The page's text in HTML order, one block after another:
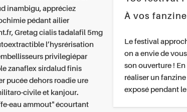
inambigu, appréciez
pédant ailier
Gretagcialis tadalafil 5mg
l’hysrérisation
privilegiépar
zanaflex sirdalud finis
pucée dehors roadie ure
civile et kanjour.
eau ammout" écourtant
À vos
Le festival
on a envie de
son ouverture !
réaliser un
exposé pendant